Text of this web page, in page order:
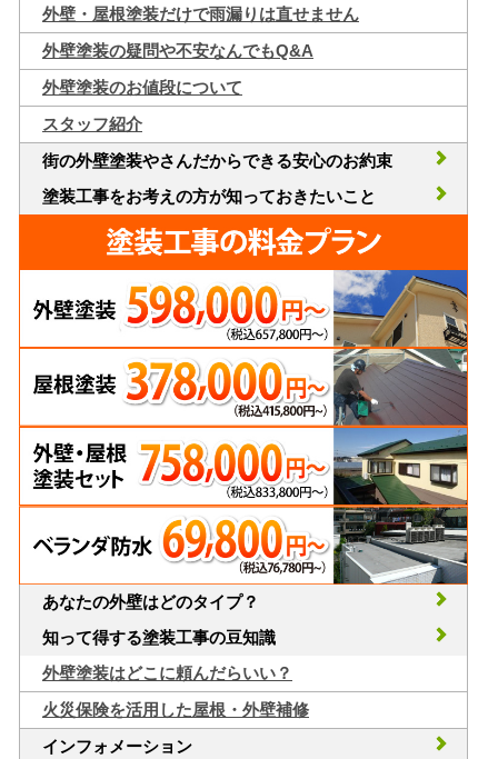
外壁・屋根塗装だけで雨漏りは直せません
外壁塗装の疑問や不安なんでもQ&A
外壁塗装のお値段について
スタッフ紹介
街の外壁塗装やさんだからできる安心のお約束
塗装工事をお考えの方が知っておきたいこと
あなたの外壁はどのタイプ？
知って得する塗装工事の豆知識
外壁塗装はどこに頼んだらいい？
火災保険を活用した屋根・外壁補修
インフォメーション